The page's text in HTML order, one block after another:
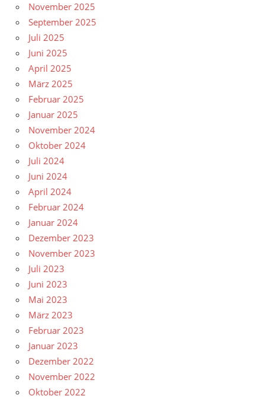
November 2025
September 2025
Juli 2025
Juni 2025
April 2025
März 2025
Februar 2025
Januar 2025
November 2024
Oktober 2024
Juli 2024
Juni 2024
April 2024
Februar 2024
Januar 2024
Dezember 2023
November 2023
Juli 2023
Juni 2023
Mai 2023
März 2023
Februar 2023
Januar 2023
Dezember 2022
November 2022
Oktober 2022